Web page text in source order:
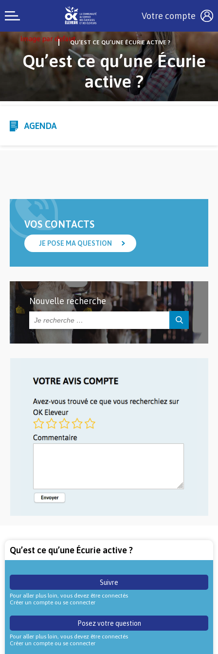
Votre compte
QU’EST CE QU’UNE ÉCURIE ACTIVE ?
Qu’est ce qu’une Écurie
active ?
AGENDA
VOS CONTACTS
JE POSE MA QUESTION
Nouvelle recherche
Qu’est ce qu’une Écurie active ?
Suivre
Pour aller plus loin, vous devez être connectés
Créer un compte ou se connecter
Posez votre question
Pour aller plus loin, vous devez être connectés
Créer un compte ou se connecter